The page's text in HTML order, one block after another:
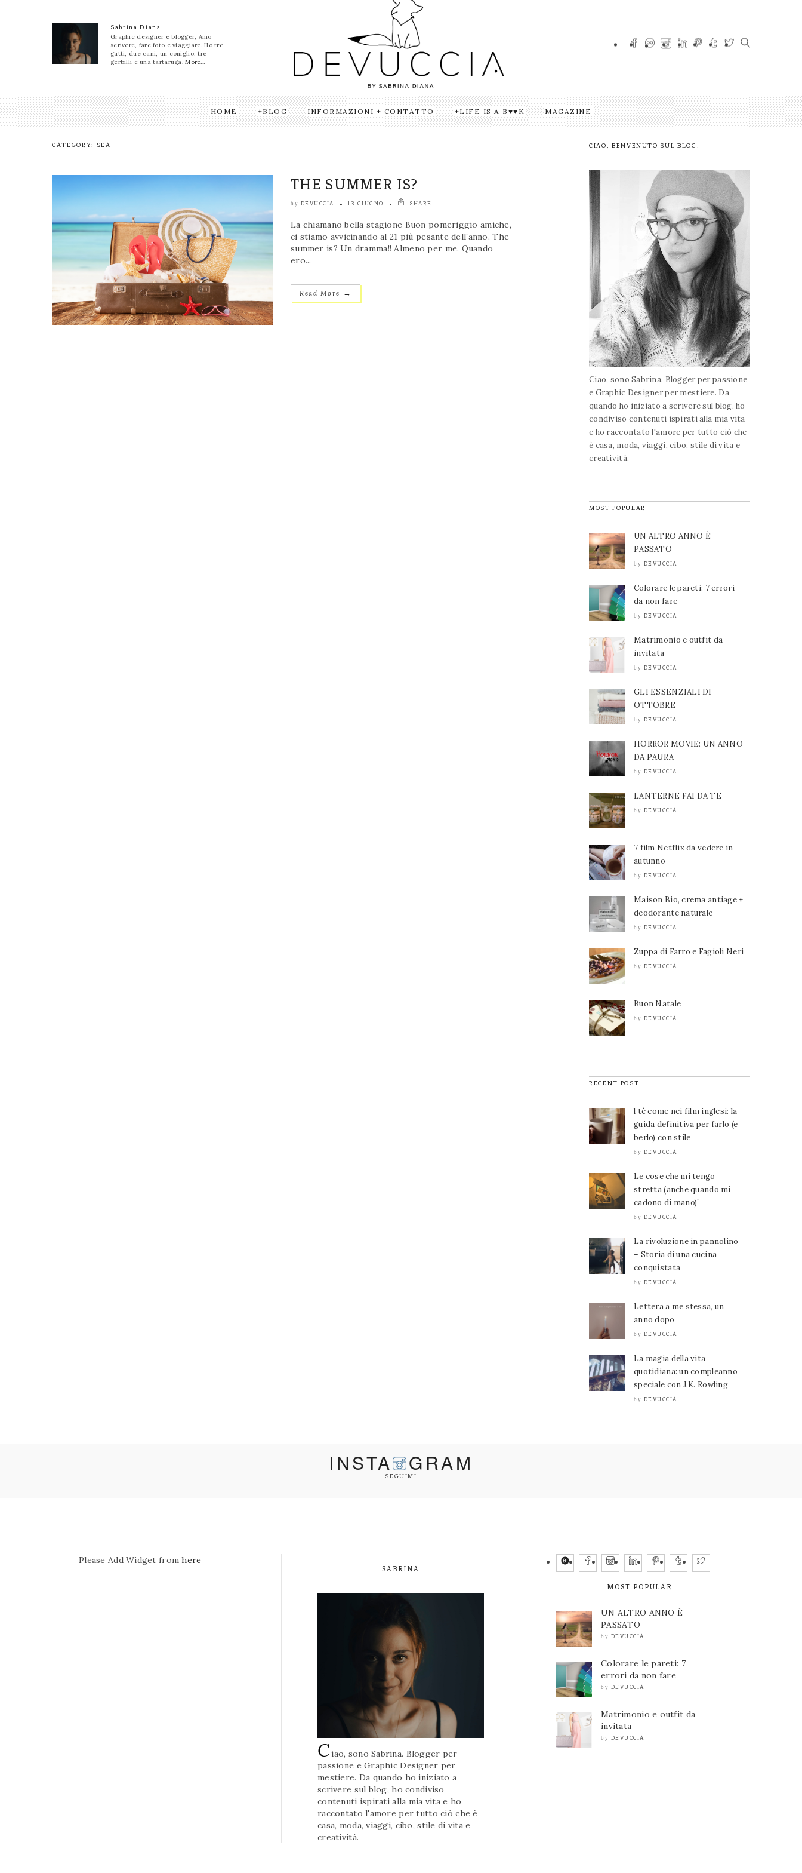
Sabrina Diana
Graphic designer e blogger, Amo
scrivere, fare foto e viaggiare. Ho tre
gatti, due cani, un coniglio, tre
gerbilli e una tartaruga.More...
HOME BLOG INFORMAZIONI + CONTATTO LIFE IS A B♥♥K MAGAZINE
CATEGORY: SEA
THE SUMMER IS?
by DEVUCCIA 13 GIUGNO SHARE
La chiamano bella stagione Buon pomeriggio amiche,
ci stiamo avvicinando al 21 più pesante dell’anno. The
summer is? Un dramma!! Almeno per me. Quando
ero...
Read More →
CIAO, BENVENUTO SUL BLOG!
Ciao, sono Sabrina. Blogger per passione
e Graphic Designer per mestiere. Da
quando ho iniziato a scrivere sul blog, ho
condiviso contenuti ispirati alla mia vita
e ho raccontato l'amore per tutto ciò che
è casa, moda, viaggi, cibo, stile di vita e
creatività.
MOST POPULAR
UN ALTRO ANNO È
PASSATO
by DEVUCCIA
Colorare le pareti: 7 errori
da non fare
by DEVUCCIA
Matrimonio e outfit da
invitata
by DEVUCCIA
GLI ESSENZIALI DI
OTTOBRE
by DEVUCCIA
HORROR MOVIE: UN ANNO
DA PAURA
by DEVUCCIA
LANTERNE FAI DA TE
by DEVUCCIA
7 film Netflix da vedere in
autunno
by DEVUCCIA
Maison Bio, crema antiage +
deodorante naturale
by DEVUCCIA
Zuppa di Farro e Fagioli Neri
by DEVUCCIA
Buon Natale
by DEVUCCIA
RECENT POST
l tè come nei film inglesi: la
guida definitiva per farlo (e
berlo) con stile
by DEVUCCIA
Le cose che mi tengo
stretta (anche quando mi
cadono di mano)”
by DEVUCCIA
La rivoluzione in pannolino
– Storia di una cucina
conquistata
by DEVUCCIA
Lettera a me stessa, un
anno dopo
by DEVUCCIA
La magia della vita
quotidiana: un compleanno
speciale con J.K. Rowling
by DEVUCCIA
INSTA GRAM
SEGUIMI
Please Add Widget fromhere
SABRINA
Ciao, sono Sabrina. Blogger per
passione e Graphic Designer per
mestiere. Da quando ho iniziato a
scrivere sul blog, ho condiviso
contenuti ispirati alla mia vita e ho
raccontato l'amore per tutto ciò che è
casa, moda, viaggi, cibo, stile di vita e
creatività.
MOST POPULAR
UN ALTRO ANNO È
PASSATO
by DEVUCCIA
Colorare le pareti: 7
errori da non fare
by DEVUCCIA
Matrimonio e outfit da
invitata
by DEVUCCIA